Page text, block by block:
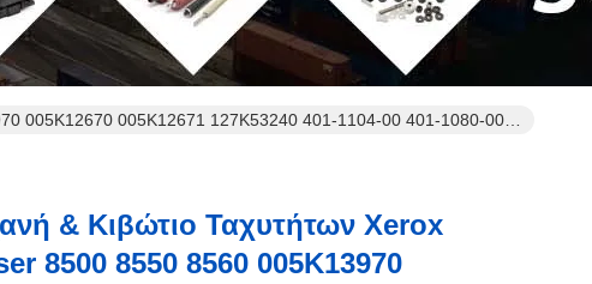
005K12670 005K12671 127K53240 401-1104-00 401-1080-00
& Κιβώτιο Ταχυτήτων Xerox
8500 8550 8560 005K13970